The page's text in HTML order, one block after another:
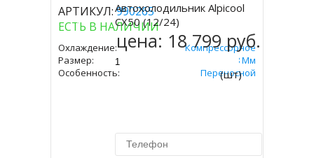
АРТИКУЛ:990265
ЕСТЬ В НАЛИЧИИ
Охлаждение:
Компрессорное
Размер:
545х586х378 Мм
Особенность:
Переносной
Купить
Автохолодильник Alpicool
CX50 (12/24)
цена: 18 799 руб.
(шт)